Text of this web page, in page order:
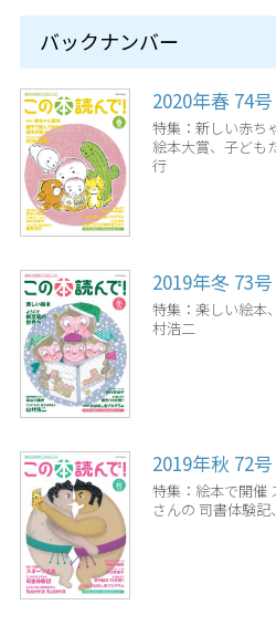
バックナンバー
2020年春 74号
特集：新しい赤ち
絵本大賞、子ども
行
2019年冬 73号
特集：楽しい絵本
村浩二
2019年秋 72号
特集：絵本で開催
さんの 司書体験